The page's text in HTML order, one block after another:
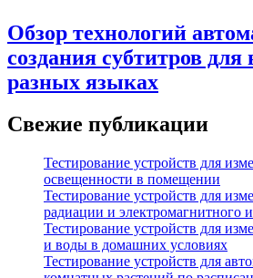
Обзор технологий
создания субтитров для
разных языках
Свежие публикации
Тестирование устройств для
освещенности в помещении
Тестирование устройств для
радиации и электромагнитного
Тестирование устройств для
и воды в домашних условиях
Тестирование устройств для